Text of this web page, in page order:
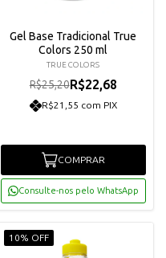
Gel Base Tradicional True
Colors 250 ml
TRUE COLORS
R$25,20R$22,68
R$21,55 com PIX
COMPRAR
Consulte-nos pelo WhatsApp
10% OFF